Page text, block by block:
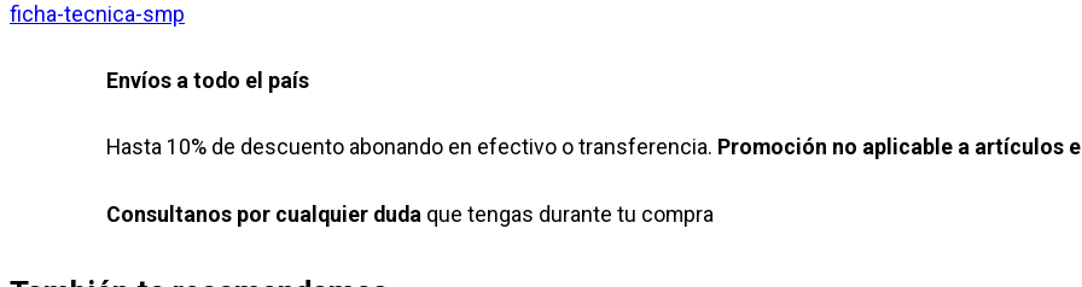
ficha-tecnica-smp
Envíos a todo el país
Hasta 10% de descuento abonando en efectivo o transferencia. Promoción no aplicable a artículos
Consultanos por cualquier duda que tengas durante tu compra